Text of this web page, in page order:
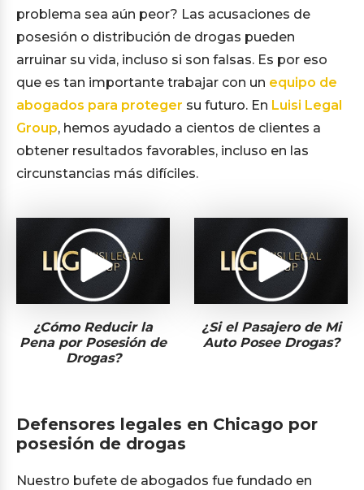
problema sea aún peor? Las acusaciones de
posesión o distribución de drogas pueden
arruinar su vida, incluso si son falsas. Es por eso
que es tan importante trabajar con un equipo de
abogados para proteger su futuro. En Luisi Legal
Group, hemos ayudado a cientos de clientes a
obtener resultados favorables, incluso en las
circunstancias más difíciles.
¿Cómo Reducir la
Pena por Posesión de
Drogas?
¿Si el Pasajero de Mi
Auto Posee Drogas?
Defensores legales en Chicago por
posesión de drogas
Nuestro bufete de abogados fue fundado en